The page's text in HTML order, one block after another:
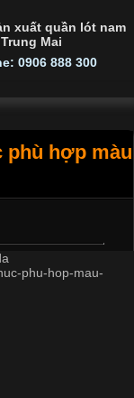
xuất quần lót nam
Trung Mai
0906 888 300
phù hợp màu